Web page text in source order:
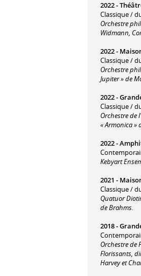
2022 -
Classique /
Orchestre
Widmann,
2022 -
Classique /
Orchestre
Jupiter » de
2022 -
Classique /
Orchestre de
« Armonica »
2022 -
Kebyart
2021 -
Classique /
Quatuor
de Brahms.
2018 -
Orchestre de
Florissants,
Harvey et